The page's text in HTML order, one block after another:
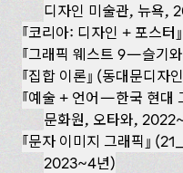
디자인 미술관, 뉴욕,
코리아: 디자인 + 포스터
『그래픽 웨스트 9—슬기
집합 이론
(동대문디자
예술 + 언어—한국 현대
문화원, 오타와,
문자 이미지 그래픽
2023~4년)